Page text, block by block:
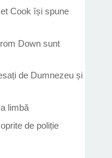
Cook își spune
Down sunt
de Dumnezeu și
limbă
de poliție